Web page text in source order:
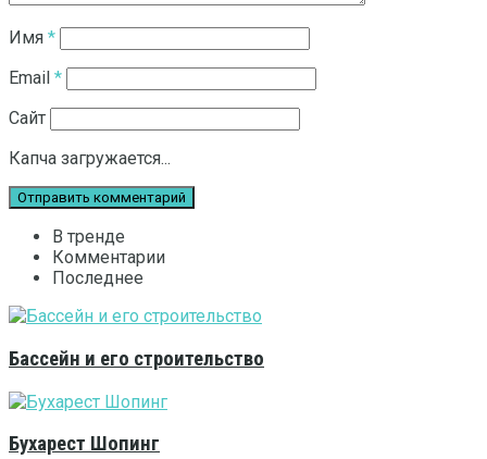
Имя *
Email *
Сайт
Капча загружается...
В тренде
Комментарии
Последнее
Бассейн и его строительство
Бухарест Шопинг